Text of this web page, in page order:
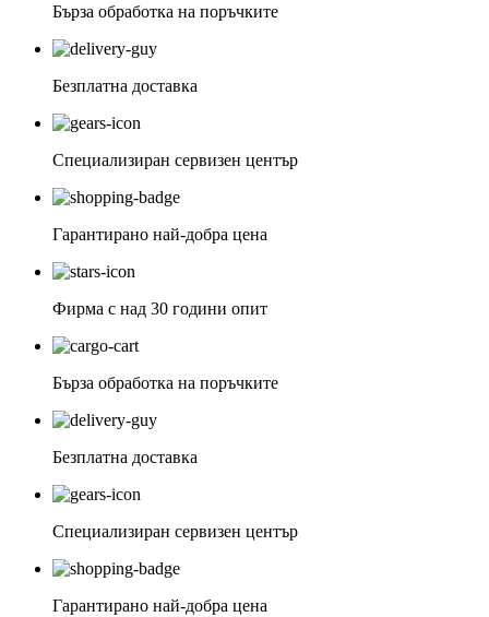
Бърза обработка на поръчките
Безплатна доставка
Специализиран сервизен център
Гарантирано най-добра цена
Фирма с над 30 години опит
Бърза обработка на поръчките
Безплатна доставка
Специализиран сервизен център
Гарантирано най-добра цена